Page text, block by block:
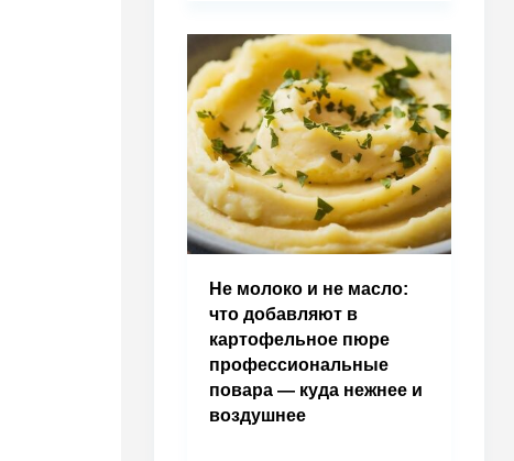
Не молоко и не масло:
что добавляют в
картофельное пюре
профессиональные
повара — куда нежнее и
воздушнее